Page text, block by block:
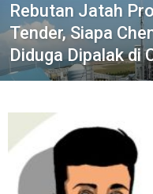
Rebutan Jatah
Tender, Siapa
Diduga Dipalak di